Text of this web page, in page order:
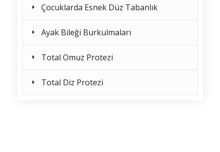
Çocuklarda Esnek Düz Tabanlık
Ayak Bileği Burkulmaları
Total Omuz Protezi
Total Diz Protezi